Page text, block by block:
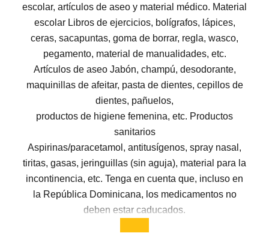
escolar, artículos de aseo y material médico. Material
escolar Libros de ejercicios, bolígrafos, lápices,
ceras, sacapuntas, goma de borrar, regla, wasco,
pegamento, material de manualidades, etc.
Artículos de aseo Jabón, champú, desodorante,
maquinillas de afeitar, pasta de dientes, cepillos de
dientes, pañuelos,
productos de higiene femenina, etc. Productos
sanitarios
Aspirinas/paracetamol, antitusígenos, spray nasal,
tiritas, gasas, jeringuillas (sin aguja), material para la
incontinencia, etc. Tenga en cuenta que, incluso en
la República Dominicana, los medicamentos no
deben estar caducados.